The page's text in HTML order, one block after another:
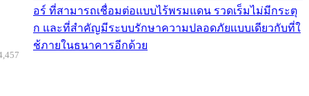
อร์ ที่สามารถเชื่อมต่อแบบไร้พรมแดน รวดเร็มไม่มีกระตุ
ก และที่สำคัญมีระบบรักษาความปลอดภัยแบบเดียวกับที่ใ
ช้ภายในธนาคารอีกด้วย